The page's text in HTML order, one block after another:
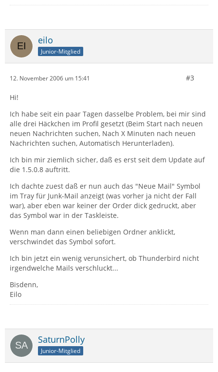
eilo
Junior-Mitglied
12. November 2006 um 15:41 #3
Hi!
Ich habe seit ein paar Tagen dasselbe Problem, bei mir sind
alle drei Häckchen im Profil gesetzt (Beim Start nach neuen
neuen Nachrichten suchen, Nach X Minuten nach neuen
Nachrichten suchen, Automatisch Herunterladen).
Ich bin mir ziemlich sicher, daß es erst seit dem Update auf
die 1.5.0.8 auftritt.
Ich dachte zuest daß er nun auch das "Neue Mail" Symbol
im Tray für Junk-Mail anzeigt (was vorher ja nicht der Fall
war), aber eben war keiner der Order dick gedruckt, aber
das Symbol war in der Taskleiste.
Wenn man dann einen beliebigen Ordner anklickt,
verschwindet das Symbol sofort.
Ich bin jetzt ein wenig verunsichert, ob Thunderbird nicht
irgendwelche Mails verschluckt...
Bisdenn,
Eilo
SaturnPolly
Junior-Mitglied